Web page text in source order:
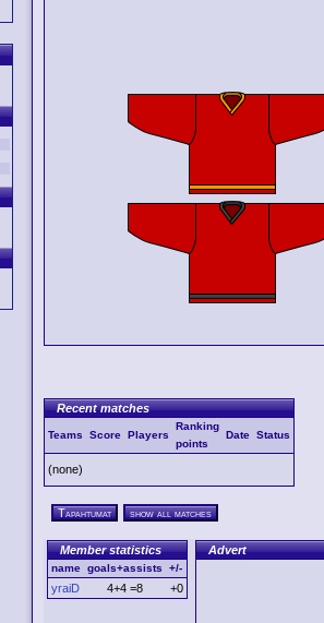
Recent matches
Teams Score Players
Ranking
points
Date Status
(none)
Tapahtumat show all matches
Member statistics
name goals+assists +/-
yraiD 4+4 =8 +0
Advert